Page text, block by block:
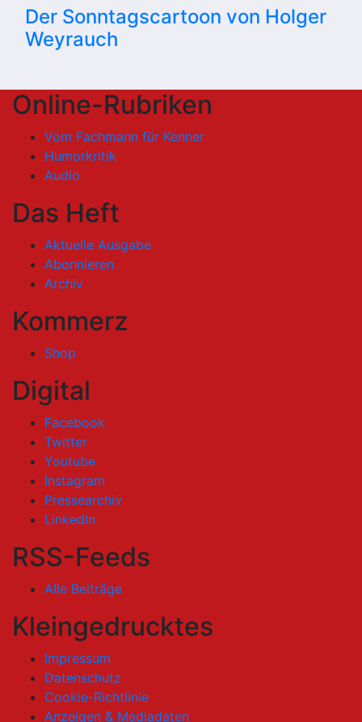
Der Sonntagscartoon von Holger
Weyrauch
Online-Rubriken
Vom Fachmann für Kenner
Humorkritik
Audio
Das Heft
Aktuelle Ausgabe
Abonnieren
Archiv
Kommerz
Shop
Digital
Facebook
Twitter
Youtube
Instagram
Pressearchiv
LinkedIn
RSS-Feeds
Alle Beiträge
Kleingedrucktes
Impressum
Datenschutz
Cookie-Richtlinie
Anzeigen & Mediadaten